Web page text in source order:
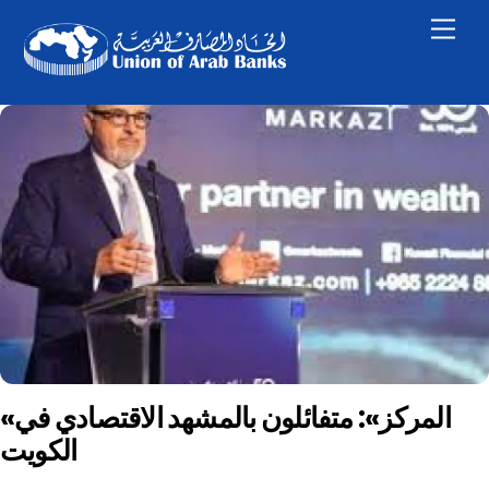
content
«المركز»: متفائلون بالمشهد الاقتصادي في
الكويت